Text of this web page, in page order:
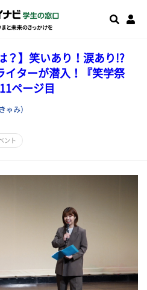
？】笑いあり！涙あり!?
ターが潜入！『笑学祭
ページ目
ゃみ）
ント